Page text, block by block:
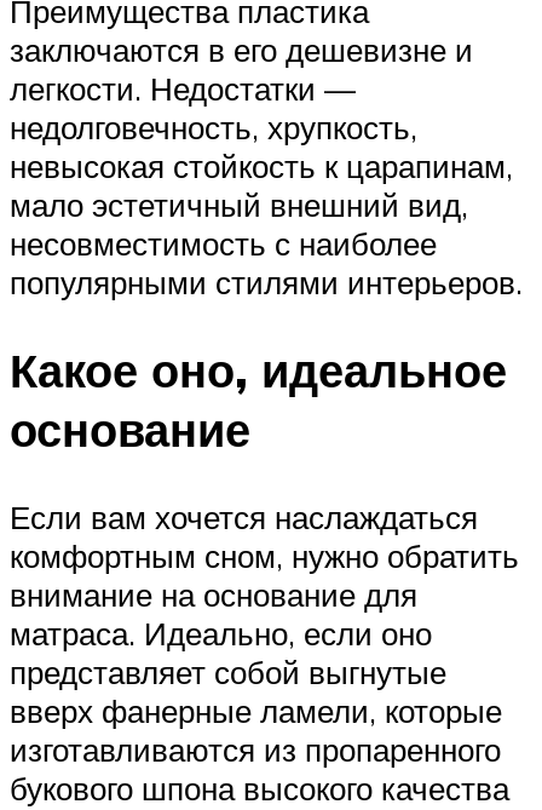
Преимущества пластика
заключаются в его дешевизне и
легкости. Недостатки —
недолговечность, хрупкость,
невысокая стойкость к царапинам,
мало эстетичный внешний вид,
несовместимость с наиболее
популярными стилями интерьеров.
Какое оно, идеальное
основание
Если вам хочется наслаждаться
комфортным сном, нужно обратить
внимание на основание для
матраса. Идеально, если оно
представляет собой выгнутые
вверх фанерные ламели, которые
изготавливаются из пропаренного
букового шпона высокого качества